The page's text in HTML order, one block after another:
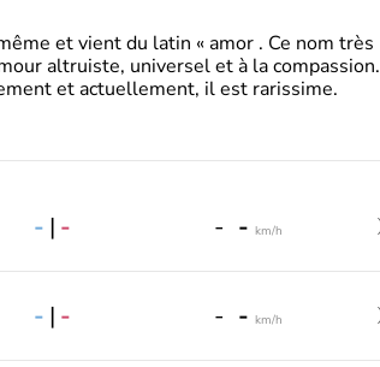
et vient du latin « amor . Ce nom très
altruiste, universel et à la compassion.
et actuellement, il est rarissime.
- | - - - km/h
- | - - - km/h